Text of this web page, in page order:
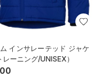
インサレーテッド ジャケ
レーニング/UNISEX）